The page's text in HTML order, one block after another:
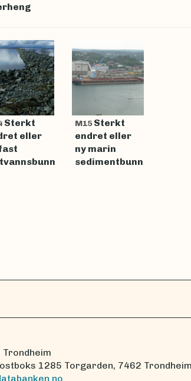
Sterkt
eller
M15Sterkt
endret eller
ny marin
sedimentbunn
Trondheim
1285 Torgarden, 7462 Trondheim